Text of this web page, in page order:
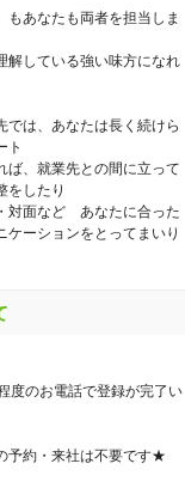
もあなたも両者を担当しま
解している強い味方になれ
では、あなたは長く続けら
ト
ば、就業先との間に立って
をしたり
対面など あなたに合った
ケーションをとってまいり
度のお電話で登録が完了い
予約・来社は不要です★